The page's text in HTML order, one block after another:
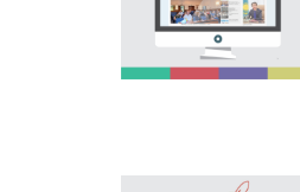
national language.
Portal “Til alemi”, which
is the first project of
our country in this